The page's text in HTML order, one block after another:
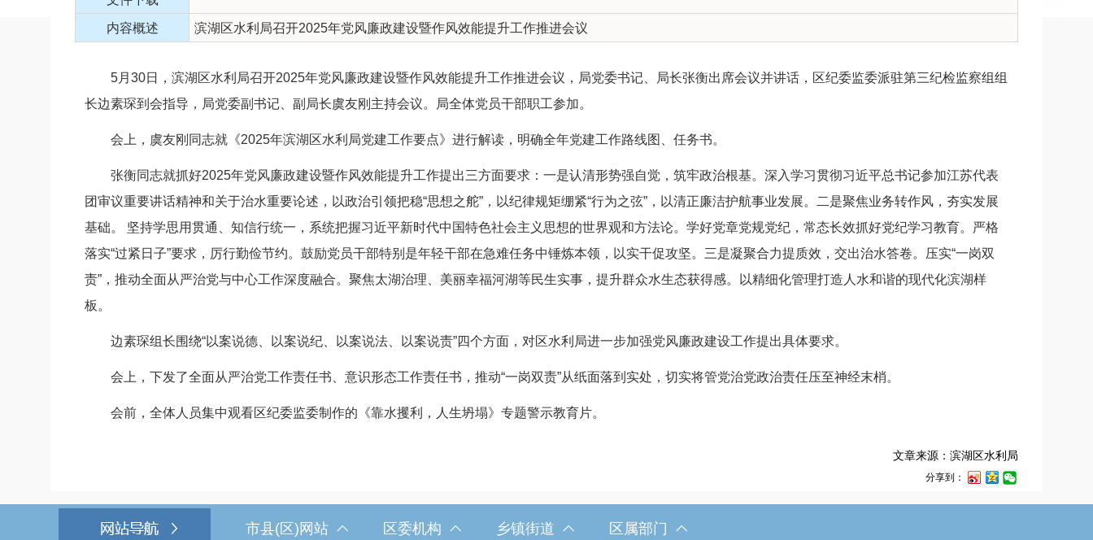
内容概述 滨湖区水利局召开2025年党风廉政建设暨作风效能提升工作推进会议
5月30日，滨湖区水利局召开2025年党风廉政建设暨作风效能提升工作推进会议，局党委书记、局长张衡出席会议并讲话，区纪委监委派驻第三纪检监察组组
长边素琛到会指导，局党委副书记、副局长虞友刚主持会议。局全体党员干部职工参加。
会上，虞友刚同志就《2025年滨湖区水利局党建工作要点》进行解读，明确全年党建工作路线图、任务书。
张衡同志就抓好2025年党风廉政建设暨作风效能提升工作提出三方面要求：一是认清形势强自觉，筑牢政治根基。深入学习贯彻习近平总书记参加江苏代表
团审议重要讲话精神和关于治水重要论述，以政治引领把稳“思想之舵”，以纪律规矩绷紧“行为之弦”，以清正廉洁护航事业发展。二是聚焦业务转作风，夯实发展
基础。 坚持学思用贯通、知信行统一，系统把握习近平新时代中国特色社会主义思想的世界观和方法论。学好党章党规党纪，常态长效抓好党纪学习教育。严格
落实“过紧日子”要求，厉行勤俭节约。鼓励党员干部特别是年轻干部在急难任务中锤炼本领，以实干促攻坚。三是凝聚合力提质效，交出治水答卷。压实“一岗双
责”，推动全面从严治党与中心工作深度融合。聚焦太湖治理、美丽幸福河湖等民生实事，提升群众水生态获得感。以精细化管理打造人水和谐的现代化滨湖样
板。
边素琛组长围绕“以案说德、以案说纪、以案说法、以案说责”四个方面，对区水利局进一步加强党风廉政建设工作提出具体要求。
会上，下发了全面从严治党工作责任书、意识形态工作责任书，推动“一岗双责”从纸面落到实处，切实将管党治党政治责任压至神经末梢。
会前，全体人员集中观看区纪委监委制作的《靠水攫利，人生坍塌》专题警示教育片。
文章来源：滨湖区水利局
分享到：
市县(区)网站 区委机构 乡镇街道 区属部门